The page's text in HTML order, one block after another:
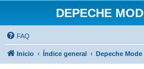
DEPECHE
FAQ
Inicio Índice general Depeche Mode